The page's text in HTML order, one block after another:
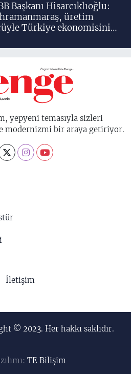
Başkanı Hisarcıklıoğlu:
üretim
Türkiye ekonomisinin
yepyeni temasıyla sizleri
modernizmi bir araya getiriyor.
İletişim
© 2023. Her hakkı saklıdır.
TE Bilişim